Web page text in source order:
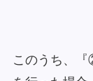
このうち、『